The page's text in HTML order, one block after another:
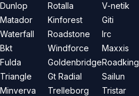
Dunlop
Matador
Waterfall
Bkt
Fulda
Triangle
Minverva
Rotalla
Kinforest
Roadstone
Windforce
Goldenbridge
Gt Radial
Trelleborg
V-netik
Giti
Irc
Maxxis
Roadking
Sailun
Tristar